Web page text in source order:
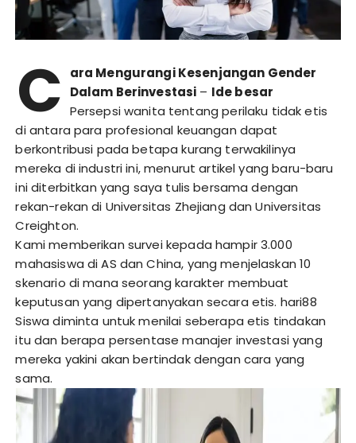
C
ara Mengurangi Kesenjangan Gender
Dalam Berinvestasi – Ide besar
Persepsi wanita tentang perilaku tidak etis
di antara para profesional keuangan dapat
berkontribusi pada betapa kurang terwakilinya
mereka di industri ini, menurut artikel yang baru-baru
ini diterbitkan yang saya tulis bersama dengan
rekan-rekan di Universitas Zhejiang dan Universitas
Creighton.
Kami memberikan survei kepada hampir 3.000
mahasiswa di AS dan China, yang menjelaskan 10
skenario di mana seorang karakter membuat
keputusan yang dipertanyakan secara etis. hari88
Siswa diminta untuk menilai seberapa etis tindakan
itu dan berapa persentase manajer investasi yang
mereka yakini akan bertindak dengan cara yang
sama.